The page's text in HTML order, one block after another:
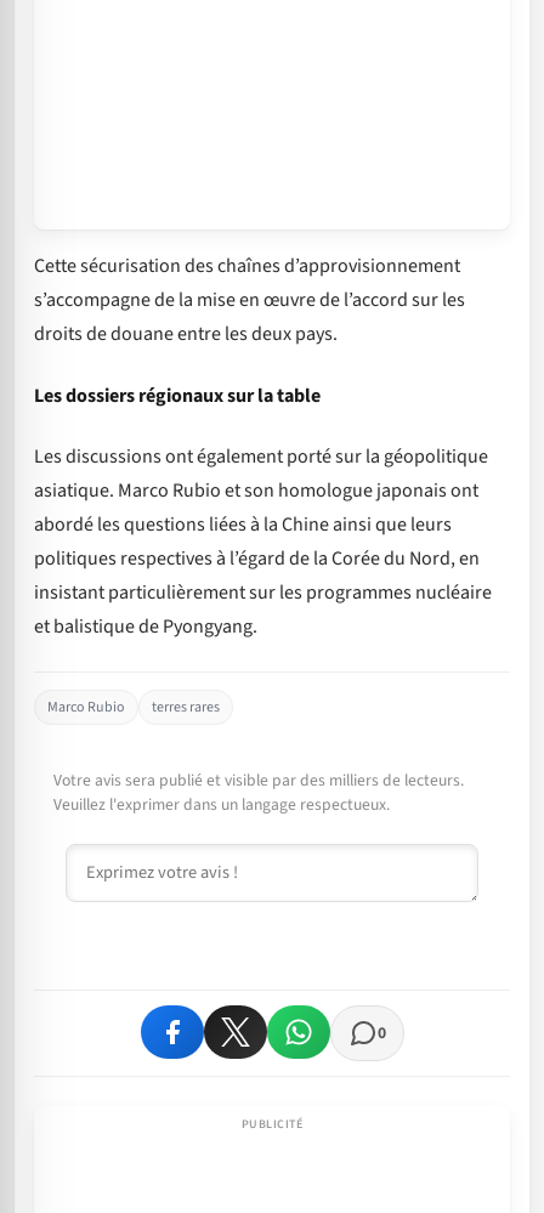
Cette sécurisation des chaînes d’approvisionnement
s’accompagne de la mise en œuvre de l’accord sur les
droits de douane entre les deux pays.
Les dossiers régionaux sur la table
Les discussions ont également porté sur la géopolitique
asiatique. Marco Rubio et son homologue japonais ont
abordé les questions liées à la Chine ainsi que leurs
politiques respectives à l’égard de la Corée du Nord, en
insistant particulièrement sur les programmes nucléaire
et balistique de Pyongyang.
Marco Rubio terres rares
Votre avis sera publié et visible par des milliers de lecteurs.
Veuillez l'exprimer dans un langage respectueux.
Commentaire
0